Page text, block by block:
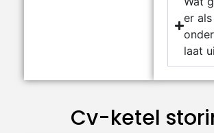
er
laat
Cv-ketel